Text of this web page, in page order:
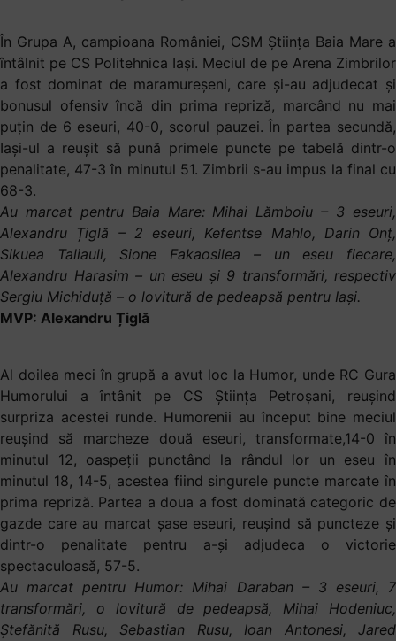
În Grupa A, campioana României, CSM Știința Baia Mare a
întâlnit pe CS Politehnica Iași. Meciul de pe Arena Zimbrilor
a fost dominat de maramureșeni, care și-au adjudecat și
bonusul ofensiv încă din prima repriză, marcând nu mai
puțin de 6 eseuri, 40-0, scorul pauzei. În partea secundă,
Iași-ul a reușit să pună primele puncte pe tabelă dintr-o
penalitate, 47-3 în minutul 51. Zimbrii s-au impus la final cu
68-3.
Au marcat pentru Baia Mare: Mihai Lămboiu – 3 eseuri,
Alexandru Țiglă – 2 eseuri, Kefentse Mahlo, Darin Onț,
Sikuea Taliauli, Sione Fakaosilea – un eseu fiecare,
Alexandru Harasim – un eseu și 9 transformări, respectiv
Sergiu Michiduță – o lovitură de pedeapsă pentru Iași.
MVP: Alexandru Țiglă
Al doilea meci în grupă a avut loc la Humor, unde RC Gura
Humorului a întânit pe CS Știința Petroșani, reușind
surpriza acestei runde. Humorenii au început bine meciul
reușind să marcheze două eseuri, transformate,14-0 în
minutul 12, oaspeții punctând la rândul lor un eseu în
minutul 18, 14-5, acestea fiind singurele puncte marcate în
prima repriză. Partea a doua a fost dominată categoric de
gazde care au marcat șase eseuri, reușind să puncteze și
dintr-o penalitate pentru a-și adjudeca o victorie
spectaculoasă, 57-5.
Au marcat pentru Humor: Mihai Daraban – 3 eseuri, 7
transformări, o lovitură de pedeapsă, Mihai Hodeniuc,
Ștefănită Rusu, Sebastian Rusu, Ioan Antonesi, Jared